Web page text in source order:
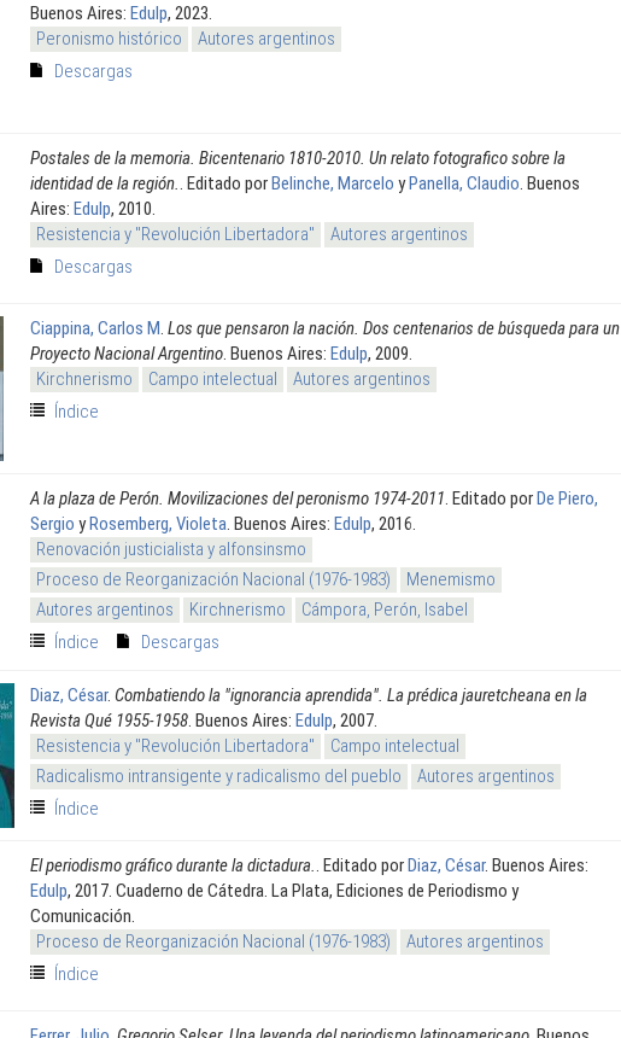
Buenos Aires: Edulp, 2023.
Peronismo histórico
Autores argentinos
Descargas
Postales de la memoria. Bicentenario 1810-2010. Un relato fotografico sobre la
identidad de la región. . Editado porBelinche, Marcelo yPanella, Claudio . Buenos
Aires: Edulp, 2010.
Resistencia y "Revolución Libertadora"
Autores argentinos
Descargas
Ciappina, Carlos M Los que pensaron la nación. Dos centenarios de búsqueda para un
Proyecto Nacional Argentino . Buenos Aires: Edulp, 2009.
Kirchnerismo
Campo intelectual
Autores argentinos
Índice
A la plaza de Perón. Movilizaciones del peronismo 1974-2011 . Editado porDe Piero,
Sergio yRosemberg, Violeta . Buenos Aires: Edulp, 2016.
Renovación justicialista y alfonsinsmo
Proceso de Reorganización Nacional (1976-1983)
Menemismo
Autores argentinos
Kirchnerismo
Cámpora, Perón, Isabel
Índice
Descargas
Diaz, César. Combatiendo la "ignorancia aprendida". La prédica jauretcheana en la
Revista Qué 1955-1958 . Buenos Aires: Edulp, 2007.
Resistencia y "Revolución Libertadora"
Campo intelectual
Radicalismo intransigente y radicalismo del pueblo
Autores argentinos
Índice
El periodismo gráfico durante la dictadura. . Editado porDiaz, César. Buenos Aires:
Edulp, 2017. Cuaderno de Cátedra. La Plata, Ediciones de Periodismo y
Comunicación.
Proceso de Reorganización Nacional (1976-1983)
Autores argentinos
Índice